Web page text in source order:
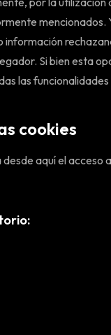
mencionados.
Si bien esta
las
cookies
aquí el acceso